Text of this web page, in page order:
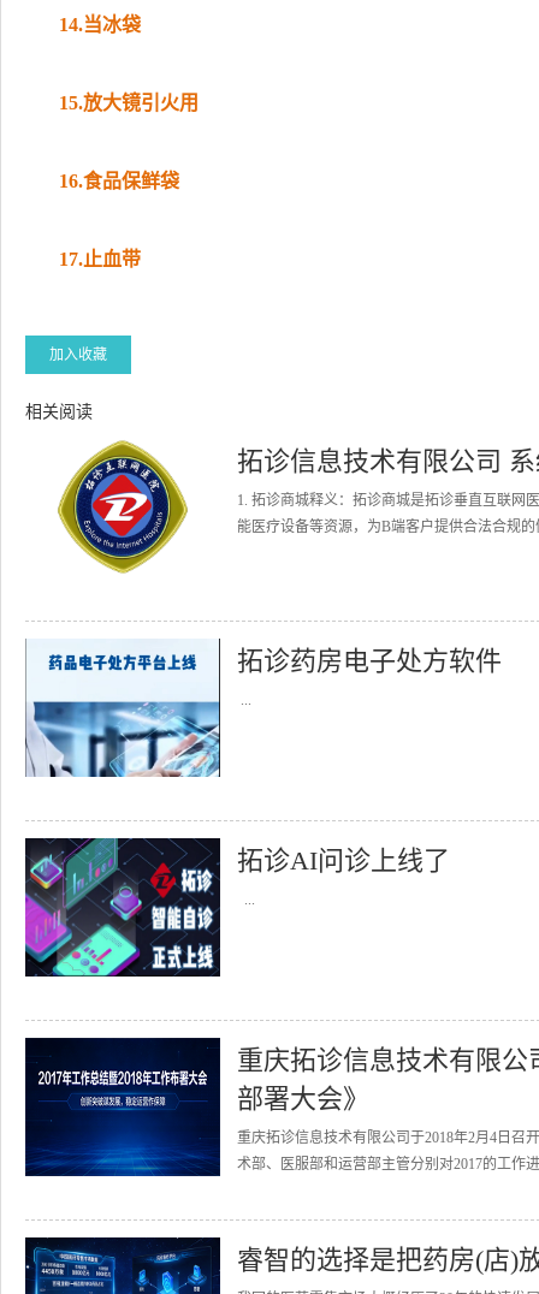
14.当冰袋
15.放大镜引火用
16.食品保鲜袋
17.止血带
加入收藏
相关阅读
拓诊信息技术有限公司
1. 拓诊商城释义：拓诊商城是拓诊垂直互联网
能医疗设备等资源，为B端客户提供合法合规
拓诊药房电子处方软件
...
拓诊AI问诊上线了
...
重庆拓诊信息技术有限公
部署大会》
重庆拓诊信息技术有限公司于2018年2月4日召
术部、医服部和运营部主管分别对2017的工作
睿智的选择是把药房(店)